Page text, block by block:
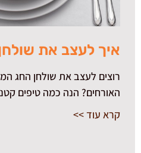
איך לעצב את
רוצים לעצב את שולחן החג
האורחים? הנה כמה טיפים
קרא עוד >>